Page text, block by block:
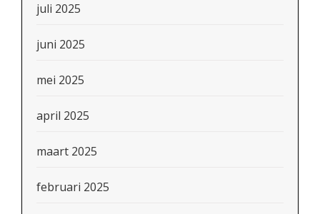
juli 2025
juni 2025
mei 2025
april 2025
maart 2025
februari 2025